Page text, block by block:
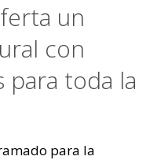
un
con
para toda la
para la